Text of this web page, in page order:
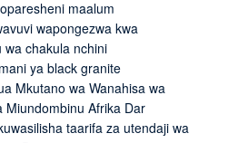
maalum
wapongezwa kwa
chakula nchini
ya black granite
Mkutano wa Wanahisa wa
Miundombinu Afrika Dar
taarifa za utendaji wa